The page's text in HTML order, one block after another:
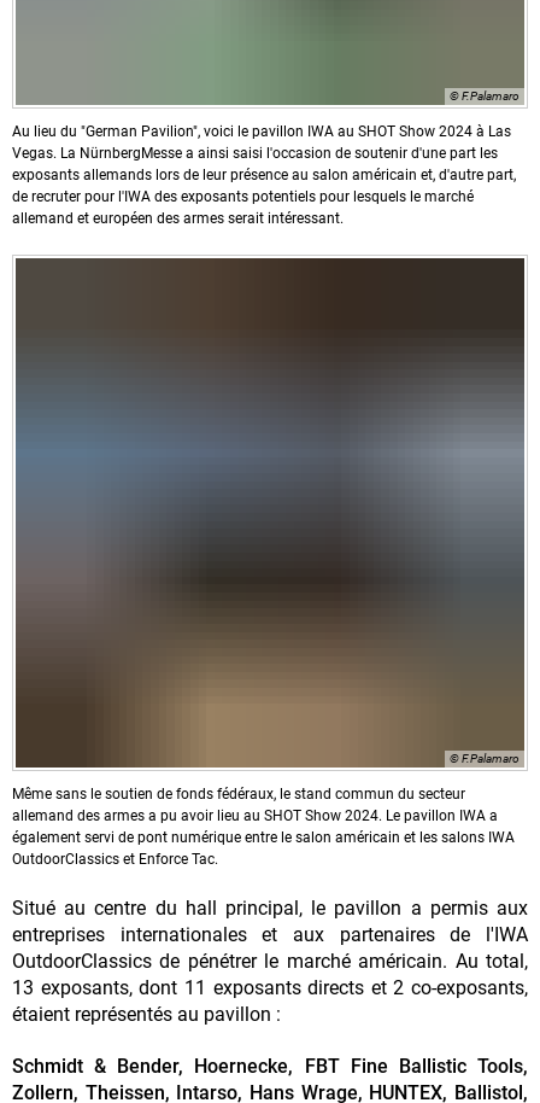
© F.Palamaro
Au lieu du "German Pavilion", voici le pavillon IWA au SHOT Show 2024 à Las
Vegas. La NürnbergMesse a ainsi saisi l'occasion de soutenir d'une part les
exposants allemands lors de leur présence au salon américain et, d'autre part,
de recruter pour l'IWA des exposants potentiels pour lesquels le marché
allemand et européen des armes serait intéressant.
© F.Palamaro
Même sans le soutien de fonds fédéraux, le stand commun du secteur
allemand des armes a pu avoir lieu au SHOT Show 2024. Le pavillon IWA a
également servi de pont numérique entre le salon américain et les salons IWA
OutdoorClassics et Enforce Tac.
Situé au centre du hall principal, le pavillon a permis aux
entreprises internationales et aux partenaires de l'IWA
OutdoorClassics de pénétrer le marché américain. Au total,
13 exposants, dont 11 exposants directs et 2 co-exposants,
étaient représentés au pavillon :
Schmidt & Bender, Hoernecke, FBT Fine Ballistic Tools,
Zollern, Theissen, Intarso, Hans Wrage, HUNTEX, Ballistol,